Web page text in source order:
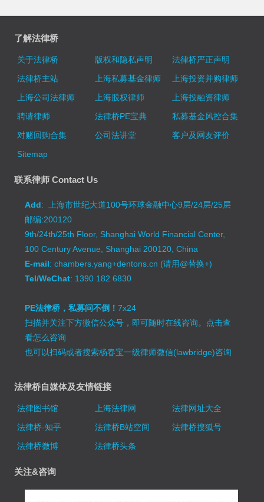
了解法律桥
关于法律桥 版权和隐私声明
法律桥严正声明
法律桥主站
上海私募基金律师
上海投资并购律师
上海公司法律师
上海股权律师
上海投融资律师
聘请律师
法律桥PE宝典
私募基金风控合集
对赌回购合集
公司法讲堂
客户及网友评价
Sitemap
联系律师 Contact Us
Add: 上海市世纪大道100号环球金融中心9层/24层/25层
邮编:200120
9th/24th/25th Floor, Shanghai World Financial Center,
100 Century Avenue, Shanghai 200120, China
E-mail: chambers.yang+dentons.cn (请用@替换+)
Tel/WeChat: 1390 182 6830
PE法律桥，私募问不倒！7x24
扫描并关注下方微信公众号，即可随时在线咨询。 点击查
看怎么咨询
也可以扫码或者搜索杨春宝一级律师微信(lawbridge)咨询
法律桥自媒体及友情链接
法律图书馆 上海法律网
法律网址大全
法律桥-知乎
法律桥B站空间
法律桥搜狐号
法律桥微博
法律桥头条
关注&咨询